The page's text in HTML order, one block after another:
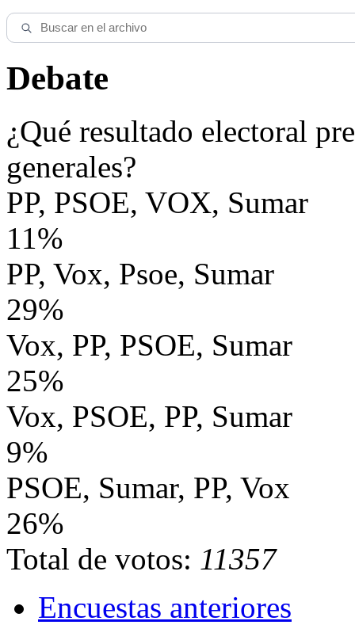
Debate
¿Qué resultado electoral
generales?
PP, PSOE, VOX, Sumar
11%
PP, Vox, Psoe, Sumar
29%
Vox, PP, PSOE, Sumar
25%
Vox, PSOE, PP, Sumar
9%
PSOE, Sumar, PP, Vox
26%
Total de votos: 11357
Encuestas anteriores